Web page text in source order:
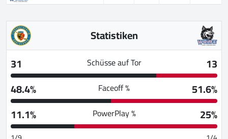
Statistiken
31
Schüsse auf Tor
13
48.4%
Faceoff %
51.6%
11.1%
PowerPlay % 25%